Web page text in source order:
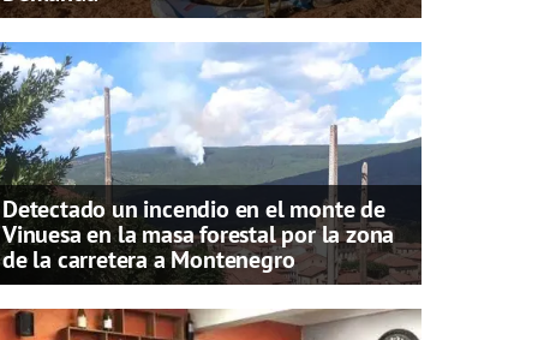
Detectado un incendio en el monte de
Vinuesa en la masa forestal por la zona
de la carretera a Montenegro